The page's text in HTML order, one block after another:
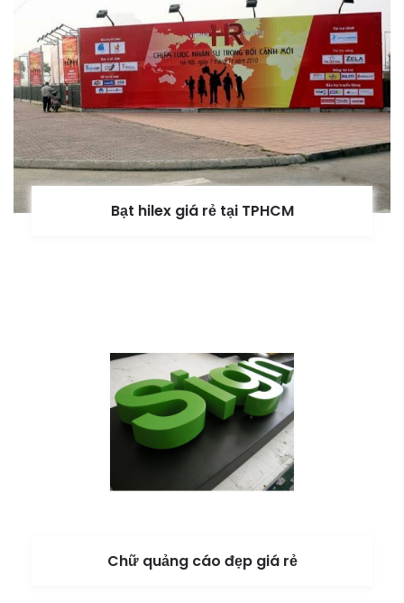
Bạt hilex giá rẻ tại TPHCM
Chữ quảng cáo đẹp giá rẻ